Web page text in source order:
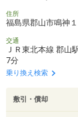
住所
福島県郡山市鳴神
交通
ＪＲ東北本線 郡
7分
乗り換え検索
敷引・償却